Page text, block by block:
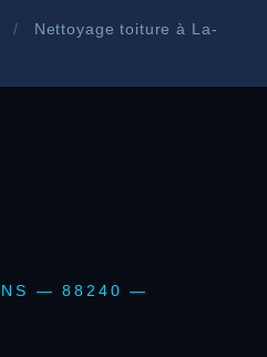
/
Nettoyage toiture à La-
— 88240 —